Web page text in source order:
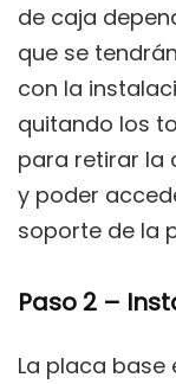
de caja
que se
con la
quitando los
para retirar la
y poder
soporte de la
Paso 2 –
La placa base